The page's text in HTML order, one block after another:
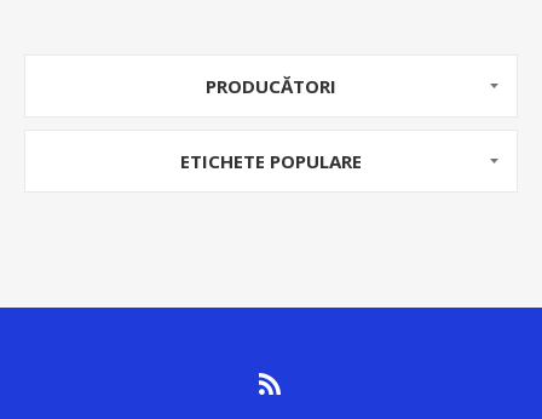
PRODUCĂTORI
ETICHETE POPULARE